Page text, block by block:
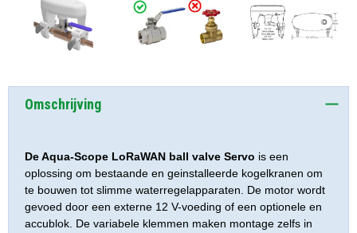
Omschrijving
De Aqua-Scope LoRaWAN ball valve Servo is een
oplossing om bestaande en geinstalleerde kogelkranen om
te bouwen tot slimme waterregelapparaten. De motor wordt
gevoed door een externe 12 V-voeding of een optionele en
accublok. De variabele klemmen maken montage zelfs in